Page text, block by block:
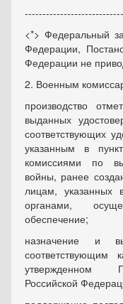
<*> Федеральный
Федерации,
Федерации не
2. Военным
производство
выданных
соответствующих
указанным в
комиссиями по
войны, ранее
лицам, указанных
органами,
обеспечение;
назначение и
соответствующим
утвержденном
Российской